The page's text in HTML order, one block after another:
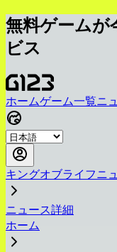
無料ゲームが
ビス
ホームゲーム一覧ニ
キングオブライフニ
ニュース詳細
ホーム